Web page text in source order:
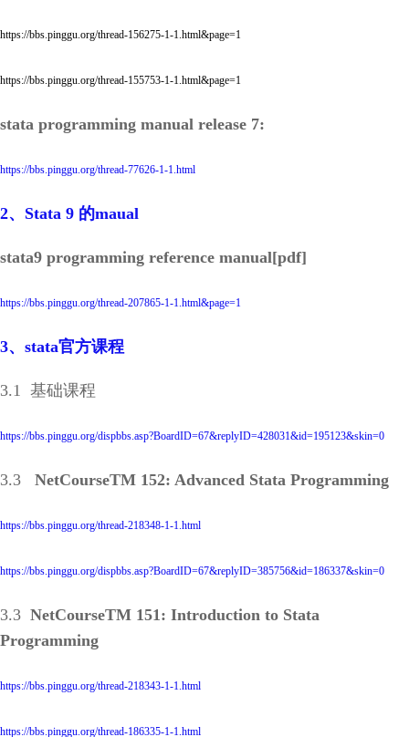
https://bbs.pinggu.org/thread-156275-1-1.html&page=1
https://bbs.pinggu.org/thread-155753-1-1.html&page=1
stata programming manual release 7:
https://bbs.pinggu.org/thread-77626-1-1.html
2、Stata 9 的maual
stata9 programming reference manual[pdf]
https://bbs.pinggu.org/thread-207865-1-1.html&page=1
3、stata官方课程
3.1 基础课程
https://bbs.pinggu.org/dispbbs.asp?BoardID=67&replyID=428031&id=195123&skin=0
3.3 NetCourseTM 152: Advanced Stata Programming
https://bbs.pinggu.org/thread-218348-1-1.html
https://bbs.pinggu.org/dispbbs.asp?BoardID=67&replyID=385756&id=186337&skin=0
3.3 NetCourseTM 151: Introduction to Stata
Programming
https://bbs.pinggu.org/thread-218343-1-1.html
https://bbs.pinggu.org/thread-186335-1-1.html